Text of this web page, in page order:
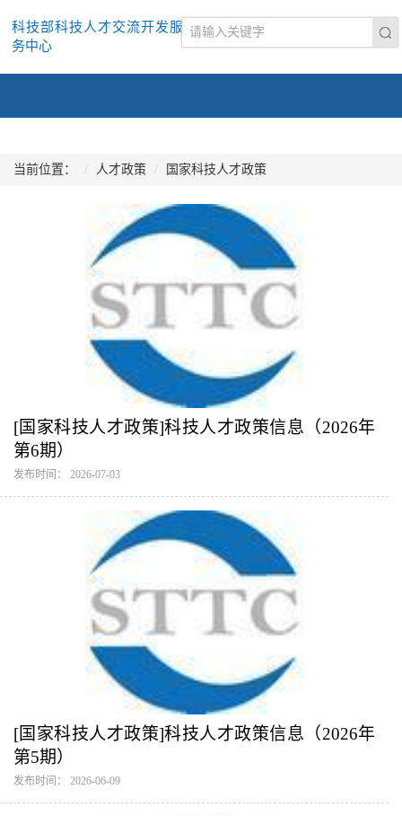
科技部科技人才交流开发服
务中心
当前位置： 人才政策 国家科技人才政策
[国家科技人才政策]科技人才政策信息（2026年
第6期）
发布时间： 2026-07-03
[国家科技人才政策]科技人才政策信息（2026年
第5期）
发布时间： 2026-06-09